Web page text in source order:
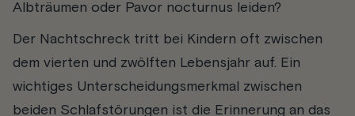
Albträumen oder Pavor nocturnus leiden?
Der Nachtschreck tritt bei Kindern oft zwischen
dem vierten und zwölften Lebensjahr auf. Ein
wichtiges Unterscheidungsmerkmal zwischen
beiden Schlafstörungen ist die Erinnerung an das